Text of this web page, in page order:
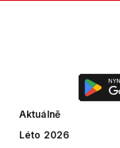
Aktuálně
Léto 2026